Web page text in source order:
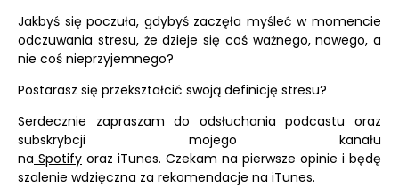
Jakbyś się poczuła, gdybyś zaczęła myśleć w momencie
odczuwania stresu, że dzieje się coś ważnego, nowego, a
nie coś nieprzyjemnego?
Postarasz się przekształcić swoją definicję stresu?
Serdecznie zapraszam do odsłuchania podcastu oraz
subskrybcji mojego kanału
na Spotify oraz iTunes. Czekam na pierwsze opinie i będę
szalenie wdzięczna za rekomendacje na iTunes.